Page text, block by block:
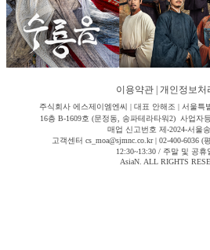
이용약관 개인정보처
주식회사 에스제이엠엔씨 | 대표 안해조 | 서울특
16층 B-1609호 (문정동, 송파테라타워2) 사업자
매업 신고번호 제-2024-서울
고객센터 cs_moa@sjmnc.co.kr | 02-400-6036 (
12:30~13:30 / 주말 및 공휴
AsiaN. ALL RIGHTS